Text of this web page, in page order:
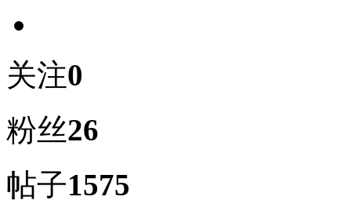
关注0
粉丝26
帖子1575